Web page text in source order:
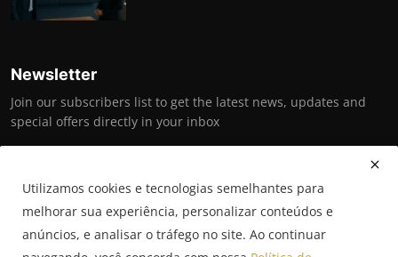
Newsletter
Join our subscribers list to get the latest news, updates and
special offers directly in your inbox
Inscrever-se
Utilizamos cookies e tecnologias semelhantes para
melhorar sua experiência, personalizar conteúdos e
anúncios, e analisar o tráfego no site. Ao continuar